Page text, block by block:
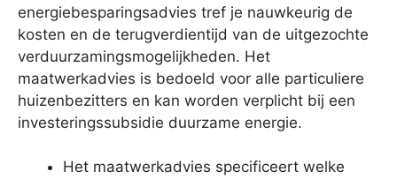
energiebesparingsadvies tref je nauwkeurig de
kosten en de terugverdientijd van de uitgezochte
verduurzamingsmogelijkheden. Het
maatwerkadvies is bedoeld voor alle particuliere
huizenbezitters en kan worden verplicht bij een
investeringssubsidie duurzame energie.
Het maatwerkadvies specificeert welke